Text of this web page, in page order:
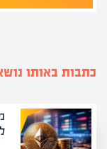
כתבות באותו